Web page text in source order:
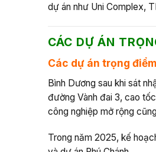
dự án như Uni Complex,
CÁC DỰ ÁN
Các dự án trọng
Bình Dương sau khi sát
đường Vành đai 3, cao
công nghiệp mở rộng
Trong năm 2025, kế